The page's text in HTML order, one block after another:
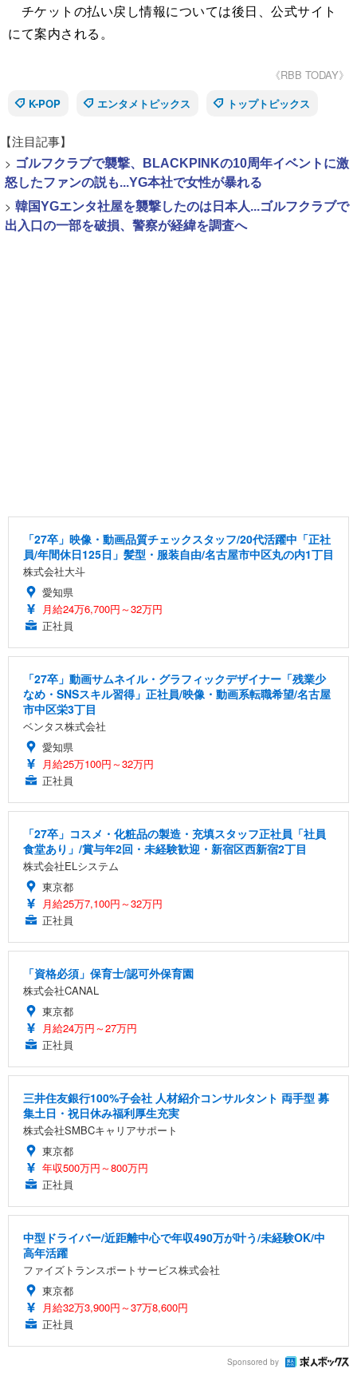
チケットの払い戻し情報については後日、公式サイト
にて案内される。
《RBB TODAY》
K-POP
エンタメトピックス トップトピックス
【注目記事】
> ゴルフクラブで襲撃、BLACKPINKの10周年イベントに激
怒したファンの説も...YG本社で女性が暴れる
> 韓国YGエンタ社屋を襲撃したのは日本人...ゴルフクラブで
出入口の一部を破損、警察が経緯を調査へ
「27卒」映像・動画品質チェックスタッフ/20代活躍中「正社
員/年間休日125日」髪型・服装自由/名古屋市中区丸の内1丁目
株式会社大斗
愛知県
月給24万6,700円～32万円
正社員
「27卒」動画サムネイル・グラフィックデザイナー「残業少
なめ・SNSスキル習得」正社員/映像・動画系転職希望/名古屋
市中区栄3丁目
ベンタス株式会社
愛知県
月給25万100円～32万円
正社員
「27卒」コスメ・化粧品の製造・充填スタッフ正社員「社員
食堂あり」/賞与年2回・未経験歓迎・新宿区西新宿2丁目
株式会社ELシステム
東京都
月給25万7,100円～32万円
正社員
「資格必須」保育士/認可外保育園
株式会社CANAL
東京都
月給24万円～27万円
正社員
三井住友銀行100%子会社 人材紹介コンサルタント 両手型 募
集土日・祝日休み福利厚生充実
株式会社SMBCキャリアサポート
東京都
年収500万円～800万円
正社員
中型ドライバー/近距離中心で年収490万が叶う/未経験OK/中
高年活躍
ファイズトランスポートサービス株式会社
東京都
月給32万3,900円～37万8,600円
正社員
Sponsored by